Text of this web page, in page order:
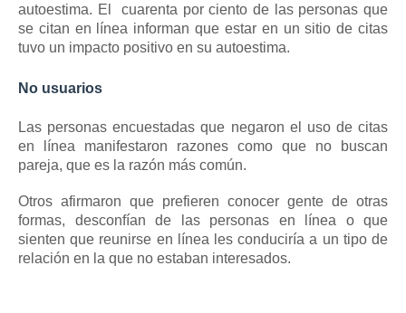
autoestima. El
cuarenta por ciento de las personas que
se citan en línea informan que estar en un sitio de citas
tuvo un impacto positivo en su autoestima.
No usuarios
Las personas encuestadas que negaron el uso de citas
en línea manifestaron razones como que no buscan
pareja, que es la razón más común.
Otros afirmaron que prefieren conocer gente de otras
formas, desconfían de las personas en línea o que
sienten que reunirse en línea les conduciría a un tipo de
relación en la que no estaban interesados.